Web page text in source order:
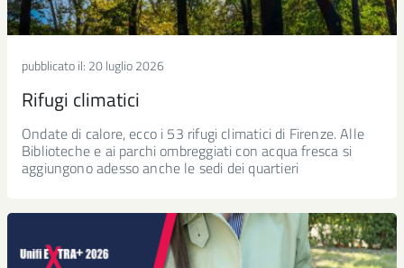
pubblicato il: 20 luglio 2026
Rifugi climatici
Ondate di calore, ecco i 53 rifugi climatici di Firenze. Alle
Biblioteche e ai parchi ombreggiati con acqua fresca si
aggiungono adesso anche le sedi dei quartieri